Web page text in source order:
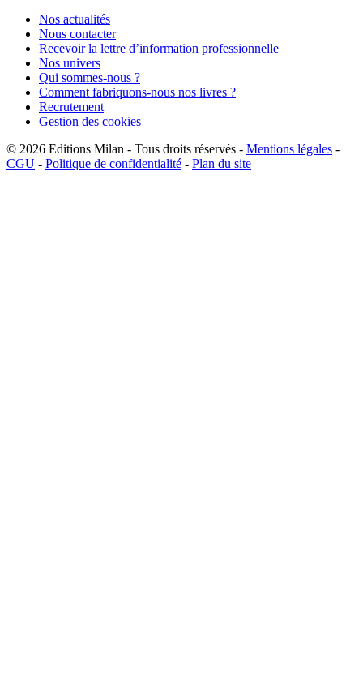
Nos actualités
Nous contacter
Recevoir la lettre d’information professionnelle
Nos univers
Qui sommes-nous ?
Comment fabriquons-nous nos livres ?
Recrutement
Gestion des cookies
© 2026 Editions Milan - Tous droits réservés - Mentions légales -
CGU - Politique de confidentialité - Plan du site